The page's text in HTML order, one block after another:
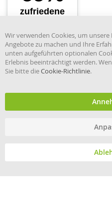
Händler im
und Information.
© eHygiene 2026
Wir verwenden Cookies, um
Angebote zu machen und Ihre
unten aufgeführten optionalen
Erlebnis beeinträchtigt werden.
Sie bitte dieCookie-Richtlinie.